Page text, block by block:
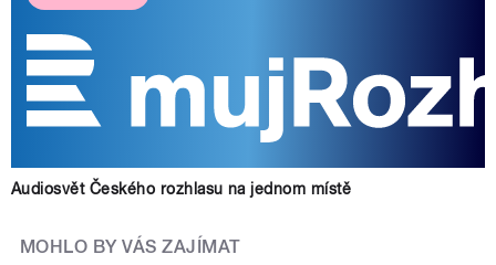
Audiosvět Českého rozhlasu na jednom místě
MOHLO BY VÁS ZAJÍMAT